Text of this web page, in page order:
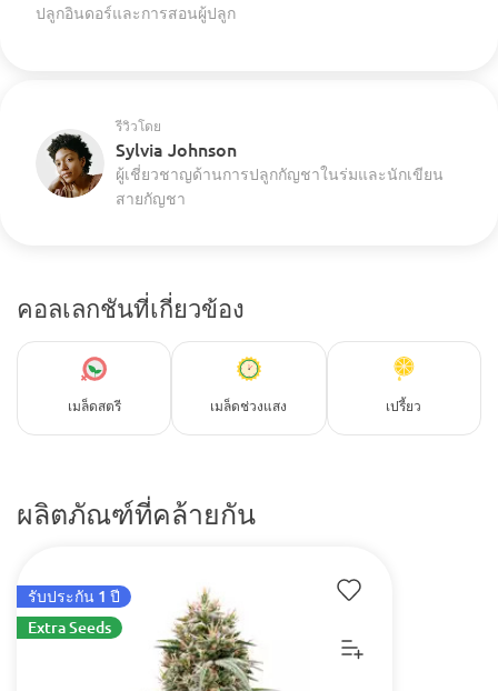
ปลูกอินดอร์และการสอนผู้ปลูก
รีวิวโดย
Sylvia Johnson
ผู้เชี่ยวชาญด้านการปลูกกัญชาในร่มและนักเขียน
สายกัญชา
คอลเลกชันที่เกี่ยวข้อง
เมล็ดสตรี เมล็ดช่วงแสง เปรี้ยว
ผลิตภัณฑ์ที่คล้ายกัน
รับประกัน 1 ปี
Extra Seeds